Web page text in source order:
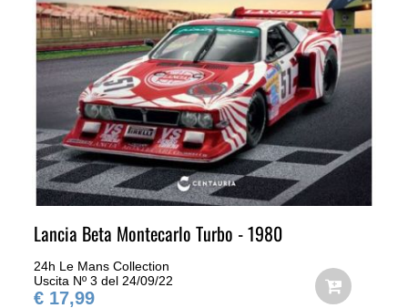
Lancia Beta Montecarlo Turbo - 1980
24h Le Mans Collection
Uscita Nº 3 del 24/09/22
€ 17,99